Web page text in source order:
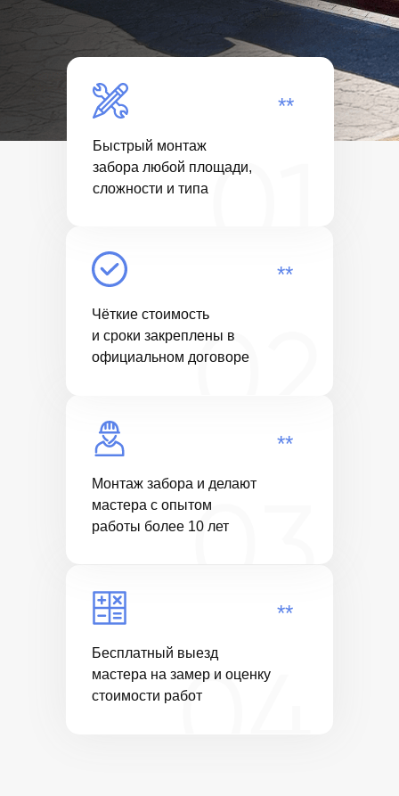
Бесплатный выезд
мастера на замер и оценку
стоимости работ
Монтаж забора и делают
мастера с опытом
работы более 10 лет
Чёткие стоимость
и сроки закреплены в
официальном договоре
Быстрый монтаж
забора любой площади,
сложности и типа
**
**
**
**